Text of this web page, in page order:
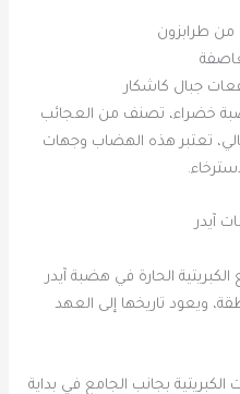
جبال كاشكار
جبال كاشكار ما يقارب 33 هضبة خضراء، تصنف من العجائب
تعتبر هذه الهضاب وجهات
الكبريتية الحارة في هضبة آيدر
ويعود تاريخها إلى العهد
بجانب الجامع في بداية